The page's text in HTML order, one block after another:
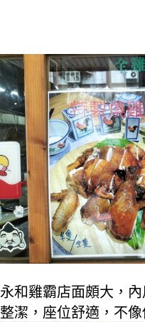
永和雞霸店面頗大，
整潔，座位舒適，不像